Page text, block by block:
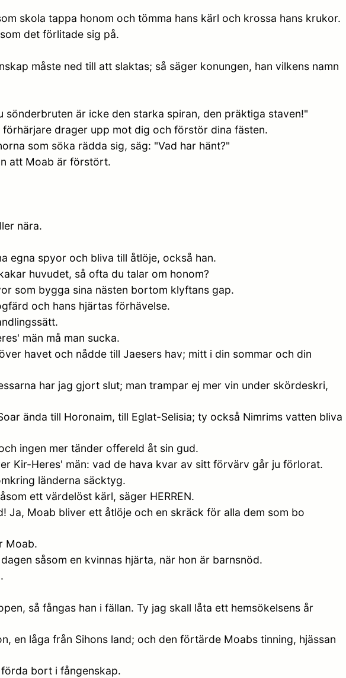
skola tappa honom och tömma hans kärl och krossa hans krukor.
det förlitade sig på.
måste ned till att slaktas; så säger konungen, han vilkens namn
sönderbruten är icke den starka spiran, den präktiga staven!"
drager upp mot dig och förstör dina fästen.
som söka rädda sig, säg: "Vad har hänt?"
att Moab är förstört.
nära.
egna spyor och bliva till åtlöje, också han.
huvudet, så ofta du talar om honom?
som bygga sina nästen bortom klyftans gap.
och hans hjärtas förhävelse.
män må man sucka.
havet och nådde till Jaesers hav; mitt i din sommar och din
har jag gjort slut; man trampar ej mer vin under skördeskri,
ända till Horonaim, till Eglat-Selisia; ty också Nimrims vatten bliva
ingen mer tänder offereld åt sin gud.
Kir-Heres' män: vad de hava kvar av sitt förvärv går ju förlorat.
länderna säcktyg.
ett värdelöst kärl, säger HERREN.
Ja, Moab bliver ett åtlöje och en skräck för alla dem som bo
Moab.
såsom en kvinnas hjärta, när hon är barnsnöd.
så fångas han i fällan. Ty jag skall låta ett hemsökelsens år
en låga från Sihons land; och den förtärde Moabs tinning, hjässan
bort i fångenskap.